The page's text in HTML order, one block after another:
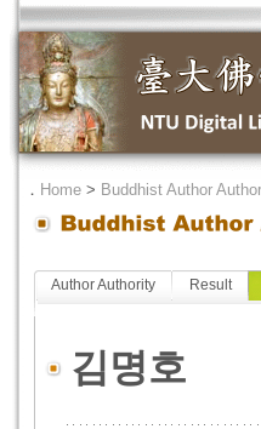
． Home > Buddhist Author
Author Authority Result
김명호